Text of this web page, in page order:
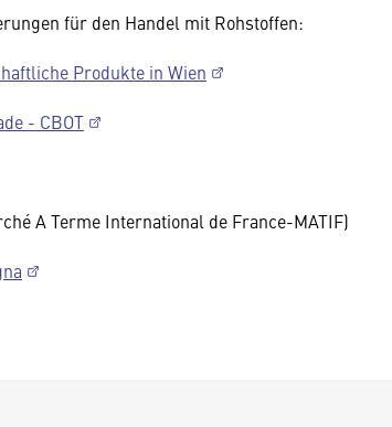
für den Handel mit Rohstoffen:
Produkte in Wien
- CBOT
A Terme International de France-MATIF)